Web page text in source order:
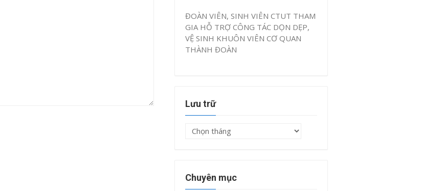
ĐOÀN VIÊN, SINH VIÊN CTUT THAM
GIA HỖ TRỢ CÔNG TÁC DỌN DẸP,
VỆ SINH KHUÔN VIÊN CƠ QUAN
THÀNH ĐOÀN
Lưu trữ
Lưu
Chuyên mục